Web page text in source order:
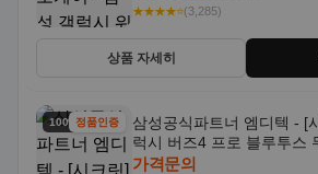
★★★★⭐(3,285)
상품 자세히
100% 할인
정품인증
삼성공식파트너 엠디텍 - [
럭시 버즈4 프로 블루투스
R640N
가격문의